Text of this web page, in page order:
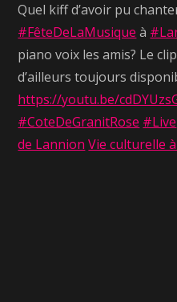
Quel kiff d’avoir pu
#FêteDeLaMusique à
piano voix les amis? Le
d’ailleurs toujours
https://youtu.be/
#CoteDeGranitRose #Live
de Lannion Vie culturelle